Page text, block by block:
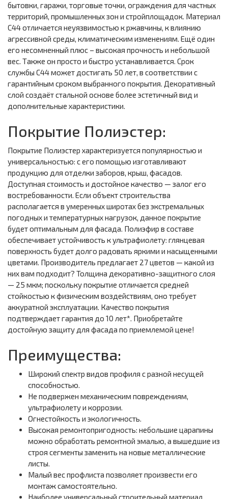
бытовки, гаражи, торговые точки, ограждения для частных
территорий, промышленных зон и стройплощадок. Материал
С44 отличается неуязвимостью к ржавчины, к влиянию
агрессивной среды, климатическим изменениям. Ещё один
его несомненный плюс – высокая прочность и небольшой
вес. Также он просто и быстро устанавливается. Срок
службы С44 может достигать 50 лет, в соответствии с
гарантийным сроком выбранного покрытия. Декоративный
слой создаёт стальной основе более эстетичный вид и
дополнительные характеристики.
Покрытие Полиэстер:
Покрытие Полиэстер характеризуется популярностью и
универсальностью: с его помощью изготавливают
продукцию для отделки заборов, крыш, фасадов.
Доступная стоимость и достойное качество — залог его
востребованности. Если объект строительства
располагается в умеренных широтах без экстремальных
погодных и температурных нагрузок, данное покрытие
будет оптимальным для фасада. Полиэфир в составе
обеспечивает устойчивость к ультрафиолету: глянцевая
поверхность будет долго радовать яркими и насыщенными
цветами. Производитель предлагает 27 цветов — какой из
них вам подходит? Толщина декоративно-защитного слоя
— 25 мкм; поскольку покрытие отличается средней
стойкостью к физическим воздействиям, оно требует
аккуратной эксплуатации. Качество покрытия
подтверждает гарантия до 10 лет*. Приобретайте
достойную защиту для фасада по приемлемой цене!
Преимущества:
Широкий спектр видов профиля с разной несущей
способностью.
Не подвержен механическим повреждениям,
ультрафиолету и коррозии.
Огнестойкость и экологичность.
Высокая ремонтопригодность: небольшие царапины
можно обработать ремонтной эмалью, а вышедшие из
строя сегменты заменить на новые металлические
листы.
Малый вес профлиста позволяет произвести его
монтаж самостоятельно.
Наиболее универсальный строительный материал.